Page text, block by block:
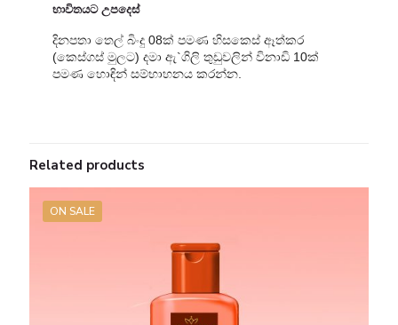
භාවිතයට උපදෙස්
දිනපතා තෙල් බිංදු 08ක් පමණ හිසකෙස් ඈත්කර
(කෙස්ගස් මුලට) දමා ඇ`ගිලි තුඩුවලින් විනාඩි 10ක්
පමණ හොඳින් සම්භාහනය කරන්න.
Related products
ON SALE